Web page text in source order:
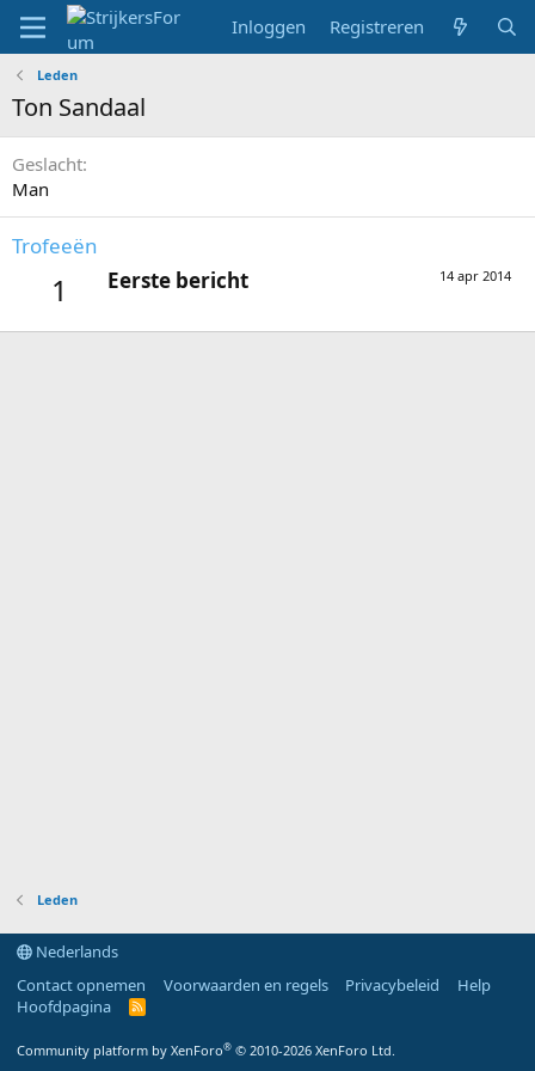
Inloggen Registreren
Leden
Ton Sandaal
Geslacht
Man
Trofeeën
1 14 apr 2014
Eerste bericht
Leden
Nederlands
Contact opnemen
Voorwaarden en regels Privacybeleid
Help
Hoofdpagina
R
Community platform by XenForo® © 2010-2026 XenForo Ltd.